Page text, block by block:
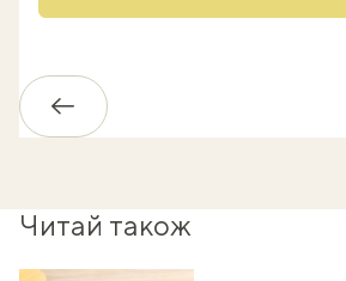
Назад
Читай також